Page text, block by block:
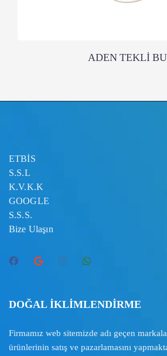
ADEN TEKLİ
ETBİS
S.S.L
K.V.K.K
GOOGLE
S.S.S.
Bize Ulaşın
DOĞAL İKLİMLENDİRME
Firmamız web sitemizde adı geçen
ürünlerinin satış ve pazarlamasını